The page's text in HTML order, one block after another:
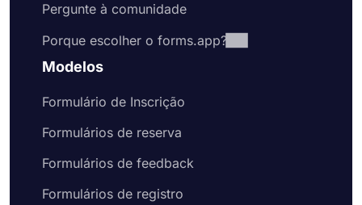
Pergunte à comunidade
Porque escolher o forms.app?
Modelos
Formulário de Inscrição
Formulários de reserva
Formulários de feedback
Formulários de registro